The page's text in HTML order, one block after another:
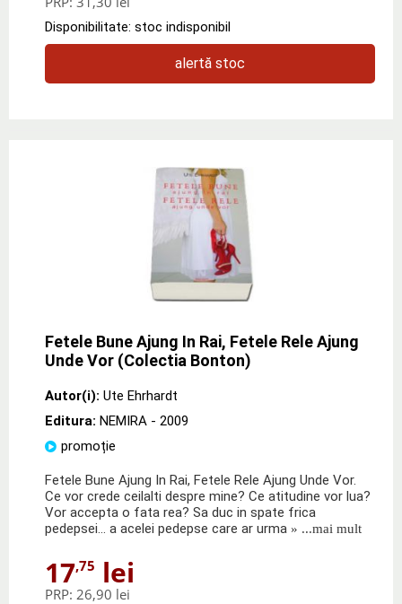
Disponibilitate: stoc indisponibil
alertă stoc
Fetele Bune Ajung In Rai, Fetele Rele Ajung
Unde Vor (Colectia Bonton)
Autor(i): Ute Ehrhardt
Editura: NEMIRA - 2009
promoție
Fetele Bune Ajung In Rai, Fetele Rele Ajung Unde Vor.
Ce vor crede ceilalti despre mine? Ce atitudine vor lua?
Vor accepta o fata rea? Sa duc in spate frica
pedepsei… a acelei pedepse care ar urma » ...mai mult
17,75 lei
PRP: 26,90 lei